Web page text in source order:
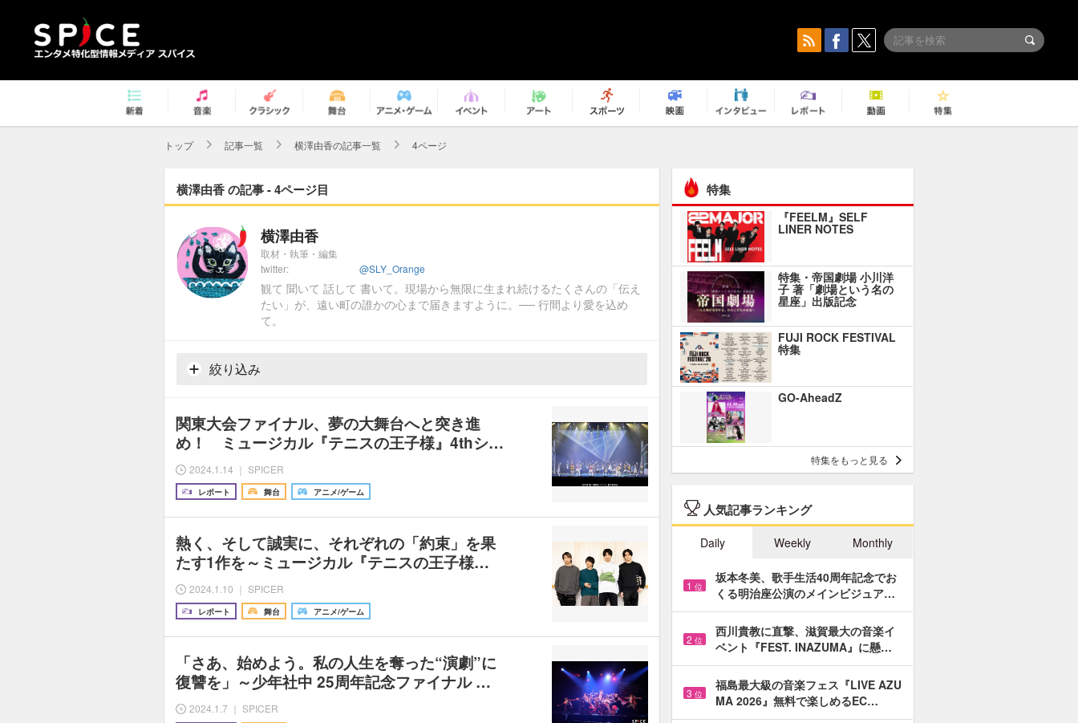
トップ 記事一覧 横澤由香の記事一覧 4ページ
横澤由香 の記事 - 4ページ目
横澤由香
取材・執筆・編集
twitter:
@SLY_Orange
観て 聞いて 話して 書いて。現場から無限に生まれ続けるたくさんの「伝え
たい」が、遠い町の誰かの心まで届きますように。── 行間より愛を込め
て。
絞り込み
関東大会ファイナル、夢の大舞台へと突き進
め！ ミュージカル『テニスの王子様』4thシ…
2024.1.14 ｜ SPICER
レポート 舞台 アニメ/ゲーム
熱く、そして誠実に、それぞれの「約束」を果
たす1作を～ミュージカル『テニスの王子様…
2024.1.10 ｜ SPICER
レポート 舞台 アニメ/ゲーム
「さあ、始めよう。私の人生を奪った“演劇”に
復讐を」～少年社中 25周年記念ファイナル …
2024.1.7 ｜ SPICER
特集
『FEELM』SELF
LINER NOTES
特集・帝国劇場 小川洋
子 著「劇場という名の
星座」出版記念
FUJI ROCK FESTIVAL
特集
GO-AheadZ
特集をもっと見る
人気記事ランキング
Daily Weekly Monthly
1 位
坂本冬美、歌手生活40周年記念でお
くる明治座公演のメインビジュア…
2 位
西川貴教に直撃、滋賀最大の音楽イ
ベント『FEST. INAZUMA』に懸…
3 位
福島最大級の音楽フェス『LIVE AZU
MA 2026』無料で楽しめるEC…